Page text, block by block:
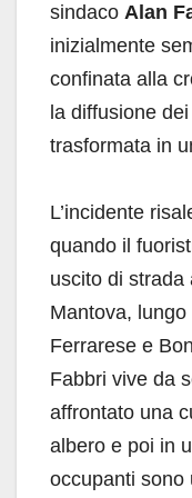
sindaco Alan
inizialmente
confinata alla
la diffusione
trasformata in
L’incidente
quando il
uscito di strada
Mantova, lungo
Ferrarese e
Fabbri vive da
affrontato una
albero e poi in
occupanti sono